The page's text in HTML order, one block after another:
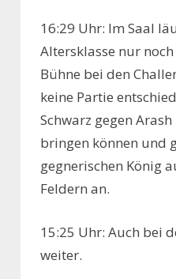
16:29 Uhr: Im Saal
Altersklasse nur
Bühne bei den
keine Partie
Schwarz gegen
bringen können und
gegnerischen König
Feldern an.
15:25 Uhr: Auch bei
weiter.